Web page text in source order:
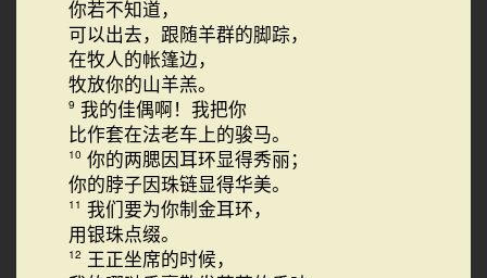
你若不知道，
可以出去，跟随羊群的脚踪，
在牧人的帐篷边，
牧放你的山羊羔。
9 我的佳偶啊！我把你
比作套在法老车上的骏马。
10 你的两腮因耳环显得秀丽；
你的脖子因珠链显得华美。
11 我们要为你制金耳环，
用银珠点缀。
12 王正坐席的时候，